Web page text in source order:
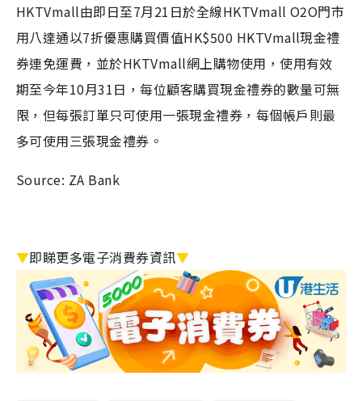
HKTVmall由即日至7月21 日於全線HKTVmall O2O門市
用八達通以7折優惠購買價值HK$500 HKTVmall現金禮
券連免運費，並於HKTVmall網上購物使用，使用有效
期至今年10月31日，每位顧客購買現金禮券的數量可無
限，但每張訂單只可使用一張現金禮券，每個帳戶則最
多可使用三張現金禮券。
Source: ZA Bank
▼即睇更多電子消費券資訊▼